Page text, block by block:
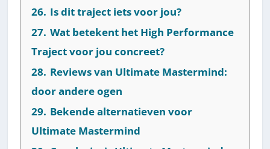
26. Is dit traject iets voor jou?
27. Wat betekent het High Performance
Traject voor jou concreet?
28. Reviews van Ultimate Mastermind:
door andere ogen
29. Bekende alternatieven voor
Ultimate Mastermind